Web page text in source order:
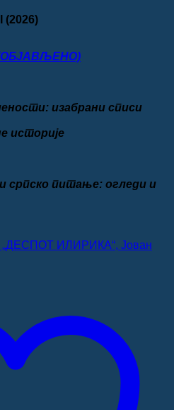
била:
(2026)
(ОБЈАВЉЕНО)
изабрани списи
историје
српско питање: огледи и